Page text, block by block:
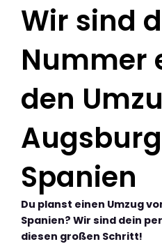
Wir sind
Nummer
den
Spanien
Du planst einen Umzug
Spanien? Wir sind dein
diesen großen Schritt!